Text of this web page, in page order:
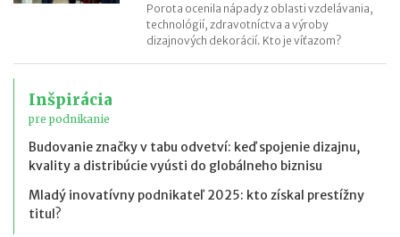
Porota ocenila nápady z oblasti vzdelávania,
technológií, zdravotníctva a výroby
dizajnových dekorácií. Kto je víťazom?
Inšpirácia
pre podnikanie
Budovanie značky v tabu odvetví: keď spojenie dizajnu,
kvality a distribúcie vyústi do globálneho biznisu
Mladý inovatívny podnikateľ 2025: kto získal prestížny
titul?